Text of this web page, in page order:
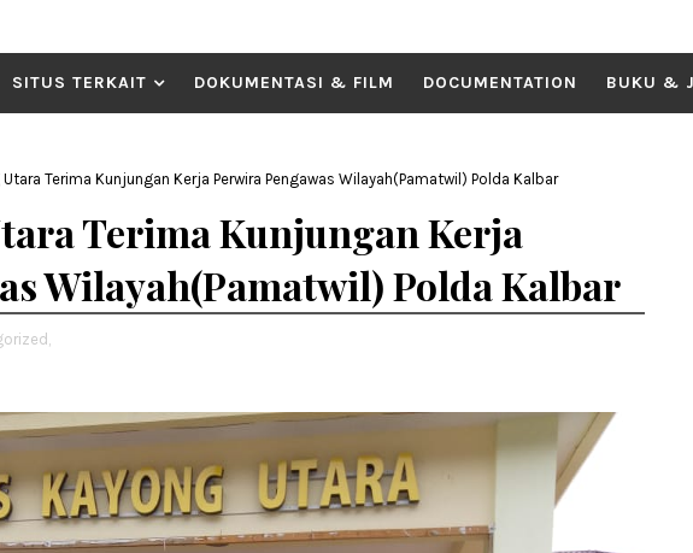
SITUS TERKAIT DOKUMENTASI & FILM DOCUMENTATION BUKU &
Terima Kunjungan Kerja Perwira Pengawas Wilayah(Pamatwil) Polda Kalbar
Terima Kunjungan Kerja
Wilayah(Pamatwil) Polda Kalbar